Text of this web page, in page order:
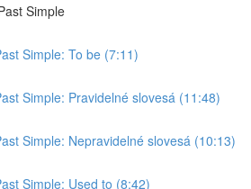
Simple
Simple: To be (7:11)
Simple: Pravidelné slovesá (11:48)
Simple: Nepravidelné slovesá (10:13)
Simple: Used to (8:42)